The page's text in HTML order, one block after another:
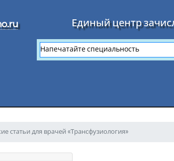
Единый центр
статьи для врачей «Трансфузиология»